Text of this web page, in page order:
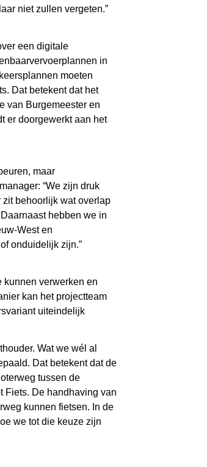
niet zullen vergeten.”
een digitale
in
moeten
Dat betekent dat het
van Burgemeester en
er doorgewerkt aan het
maar
“We zijn druk
zit behoorlijk wat overlap
Daarnaast hebben we in
West en
onduidelijk zijn.”
kunnen verwerken en
kan het projectteam
uiteindelijk
Wat we wél al
Dat betekent dat de
tussen de
Fiets. De handhaving van
kunnen fietsen. In de
we tot die keuze zijn